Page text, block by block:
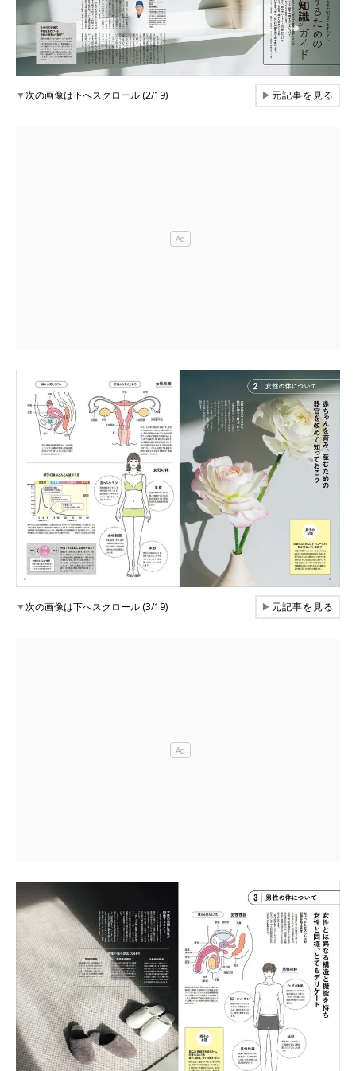
▼次の画像は下へスクロール (2/19) ▶元記事を見る
▼次の画像は下へスクロール (3/19) ▶元記事を見る